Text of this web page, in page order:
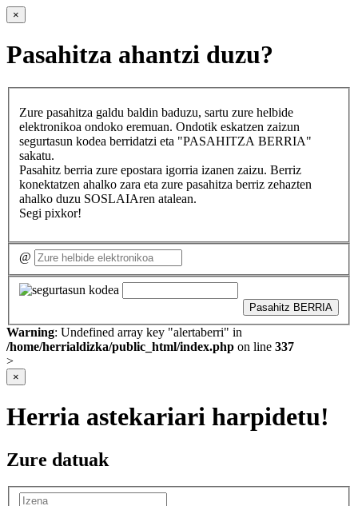
×
Pasahitza ahantzi duzu?
Zure pasahitza galdu baldin baduzu, sartu zure helbide
elektronikoa ondoko eremuan. Ondotik eskatzen zaizun
segurtasun kodea berridatzi eta "PASAHITZA BERRIA"
sakatu.
Pasahitz berria zure epostara igorria izanen zaizu. Berriz
konektatzen ahalko zara eta zure pasahitza berriz zehazten
ahalko duzu SOSLAIAren atalean.
Segi pixkor!
@
Pasahitz BERRIA
Warning: Undefined array key "alertaberri" in
/home/herrialdizka/public_html/index.php on line 337
>
×
Herria astekariari harpidetu!
Zure datuak